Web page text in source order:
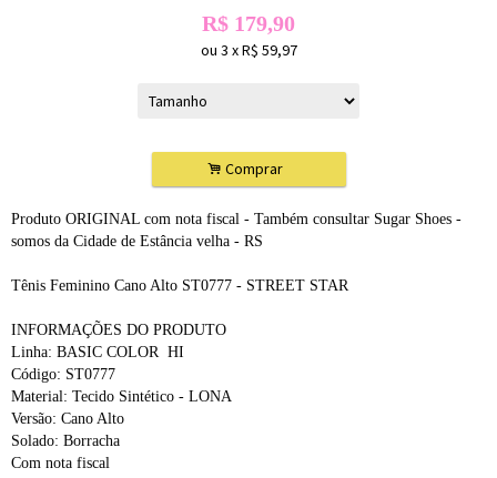
R$ 179,90
ou 3 xR$ 59,97
. Comprar
Produto ORIGINAL com nota fiscal - Também consultar Sugar Shoes -
somos da Cidade de Estância velha - RS
Tênis Feminino Cano Alto ST0777 - STREET STAR
INFORMAÇÕES DO PRODUTO
Linha: BASIC COLOR HI
Código: ST0777
Material: Tecido Sintético - LONA
Versão: Cano Alto
Solado: Borracha
Com nota fiscal